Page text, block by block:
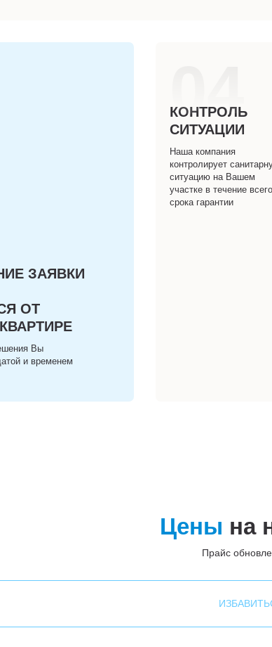
ЗАЯВКИ
ОТ
Вы
и временем
04
КОНТРОЛЬ
СИТУАЦИИ
Наша компания
контролирует
ситуацию на Вашем
участке в течение всего
срока гарантии
Цены на
Прайс